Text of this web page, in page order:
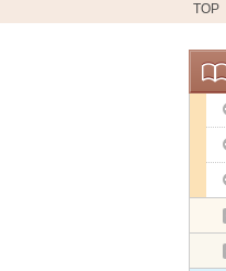
TOP